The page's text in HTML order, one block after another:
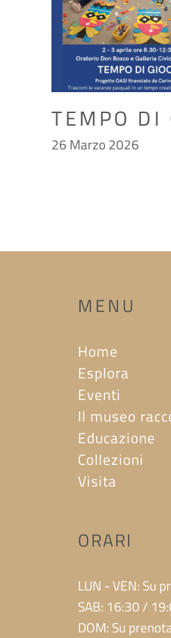
TEMPO DI
26 Marzo 2026
MENU
Home
Esplora
Eventi
Il museo
Educazione
Collezioni
Visita
ORARI
LUN - VEN: Su
SAB: 16:30 /
DOM: Su